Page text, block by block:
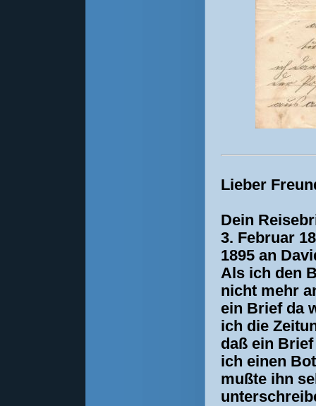
Lieber
Dein
3. Februar
1895 an
Als ich den
nicht mehr
ein Brief da
ich die
daß ein
ich einen
mußte ihn